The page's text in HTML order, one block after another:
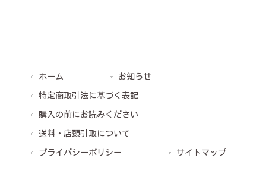
ホーム
お知らせ
特定商取引法に基づく表記
購入の前にお読みください
送料・店頭引取について
プライバシーポリシー
サイトマップ